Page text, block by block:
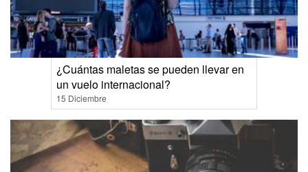
¿Cuántas maletas se pueden llevar en
un vuelo internacional?
15 Diciembre